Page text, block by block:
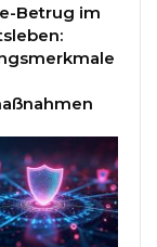
Betrug im